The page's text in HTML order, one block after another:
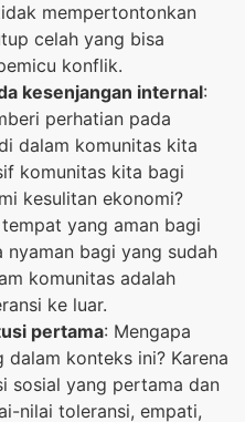
mempertontonkan
celah yang bisa
konflik.
kesenjangan internal:
perhatian pada
dalam komunitas kita
komunitas kita bagi
kesulitan ekonomi?
yang aman bagi
nyaman bagi yang sudah
komunitas adalah
ke luar.
pertama: Mengapa
konteks ini? Karena
sosial yang pertama dan
nilai toleransi, empati,